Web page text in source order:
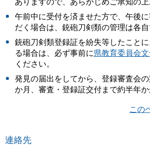
ありますので、あらかじめご承知の上
午前中に受付を済ませた方で、午後
だく場合は、銃砲刀剣類の管理は各自
銃砲刀剣類登録証を紛失等したこと
る場合は、必ず事前に県教育委員会
ください。
発見の届出をしてから、登録審査会
か月、審査・登録証交付まで約半年か
この
連絡先